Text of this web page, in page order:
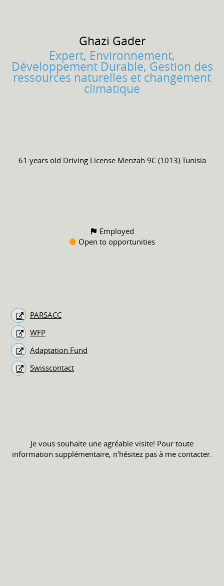
Ghazi Gader
Expert, Environnement,
Développement Durable, Gestion des
ressources naturelles et changement
climatique
61 years old Driving License Menzah 9C (1013) Tunisia
Employed
Open to opportunities
PARSACC
WFP
Adaptation Fund
Swisscontact
Je vous souhaite une agréable visite! Pour toute
information supplémentaire, n'hésitez pas à me contacter.